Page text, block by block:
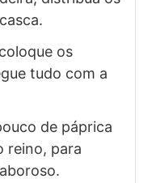
os
tudo com a
de páprica
reino, para